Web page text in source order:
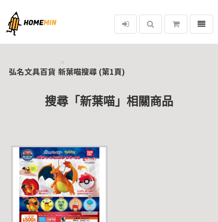
弘名文具百貨
選單
弘名文具百貨 新葉喵搜尋 (第1頁)
搜尋「新葉喵」相關商品